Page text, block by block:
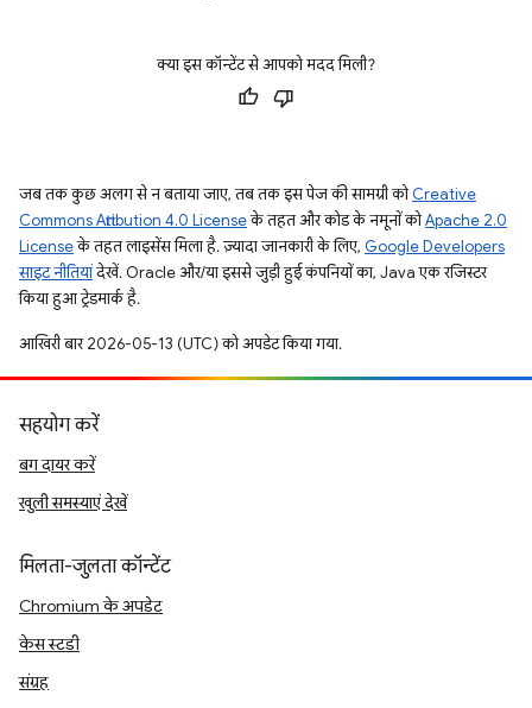
क्या इस कॉन्टेंट से आपको मदद मिली?
जब तक कुछ अलग से न बताया जाए, तब तक इस पेज की सामग्री कोCreative
Commons Attribution 4.0 Licenseके तहत और कोड के नमूनों कोApache 2.0
Licenseके तहत लाइसेंस मिला है. ज़्यादा जानकारी के लिए, Google Developers
साइट नीतियांदेखें. Oracle और/या इससे जुड़ी हुई कंपनियों का, Java एक रजिस्टर
किया हुआ ट्रेडमार्क है.
आखिरी बार 2026-05-13 (UTC) को अपडेट किया गया.
सहयोग करें
बग दायर करें
खुली समस्याएं देखें
मिलता-जुलता कॉन्टेंट
Chromium के अपडेट
केस स्टडी
संग्रह